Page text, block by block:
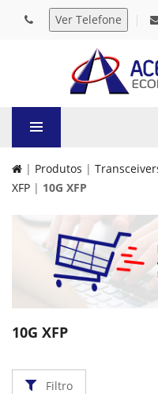
| Produtos |
XFP | 10G XFP
10G XFP
Filtro